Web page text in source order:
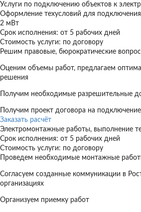
Услуги по подключению объектов к
Оформление техусловий для
2 мВт
Срок исполнения: от 5 рабочих дней
Стоимость услуги: по договору
Решим правовые, бюрократические
Оценим объемы работ, предлагаем
решения
Получим необходимые разрешительные
Получим проект договора на
Заказать расчёт
Электромонтажные работы, выполнение
Срок исполнения: от 5 рабочих дней
Стоимость услуги: по договору
Проведем необходимые монтажные
Согласуем созданные коммуникации в
организациях
Организуем приемку работ